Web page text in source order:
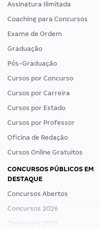
Assinatura Ilimitada
Coaching para Concursos
Exame de Ordem
Graduação
Pós-Graduação
Cursos por Concurso
Cursos por Carreira
Cursos por Estado
Cursos por Professor
Oficina de Redação
Cursos Online Gratuitos
CONCURSOS PÚBLICOS EM
DESTAQUE
Concursos Abertos
Concursos 2026
Concursos 2025